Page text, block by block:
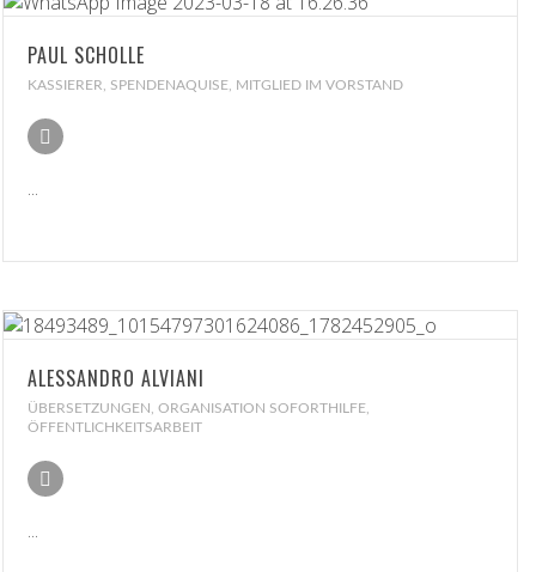
PAUL SCHOLLE
KASSIERER, SPENDENAQUISE, MITGLIED IM VORSTAND
...
ALESSANDRO ALVIANI
ÜBERSETZUNGEN, ORGANISATION SOFORTHILFE,
ÖFFENTLICHKEITSARBEIT
...